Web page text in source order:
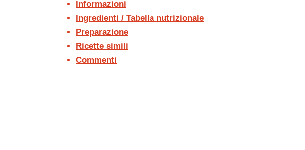
Informazioni
Ingredienti / Tabella nutrizionale
Preparazione
Ricette simili
Commenti